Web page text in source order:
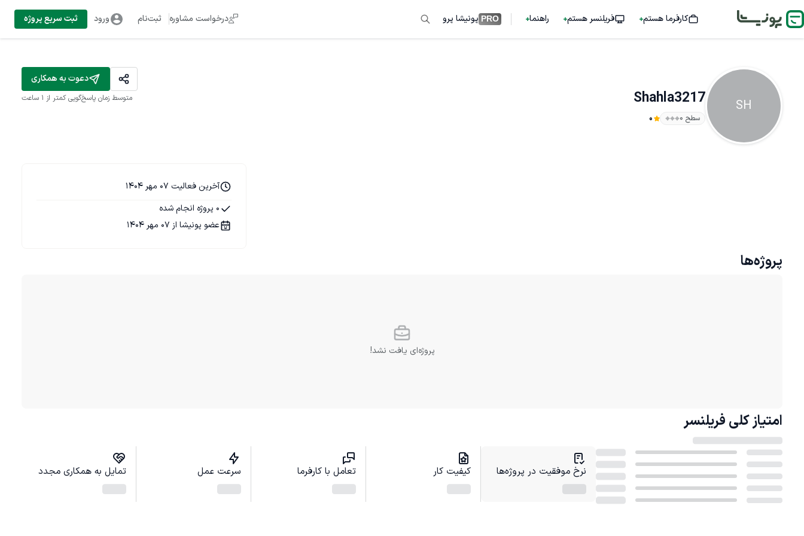
کارفرما هستم فریلنسر هستم راهنما PRO پونیشا پرو درخواست مشاوره ثبت‌نام ورود ثبت سریع پروژه
SH
Shahla3217
سطح ۰ 0
دعوت به همکاری
متوسط زمان پاسخ‌گویی کمتر از 1 ساعت
آخرین فعالیت 07 مهر 1404
0 پروژه انجام شده
عضو پونیشا از 07 مهر 1404
پروژه‌ها
پروژه‌ای یافت نشد!
امتیاز کلی فریلنسر
نرخ موفقیت در پروژه‌ها کیفیت کار تعامل با کارفرما سرعت عمل تمایل به همکاری مجدد